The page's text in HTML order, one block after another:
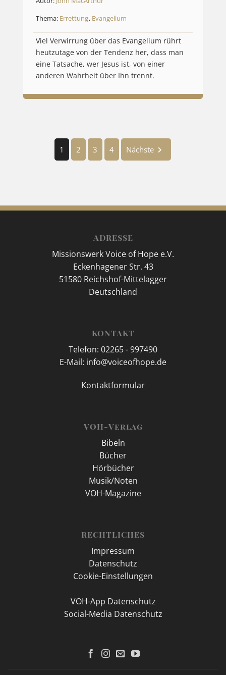
Thema: Errettung, Evangelium
Viel Verwirrung über das Evangelium rührt
heutzutage von der Tendenz her, dass man
eine Tatsache, wer Jesus ist, von einer
anderen Wahrheit über Ihn trennt.
1 2 3 4 Nächste
ADRESSE
Missionswerk Voice of Hope e.V.
Eckenhagener Str. 43
51580 Reichshof-Mittelagger
Deutschland
KONTAKT
Telefon: 02265 - 997490
E-Mail: info@voiceofhope.de
Kontaktformular
VOH-Verlag
Bibeln
Bücher
Hörbücher
Musik/Noten
VOH-Magazine
RECHTLICHES
Impressum
Datenschutz
Cookie-Einstellungen
VOH-App Datenschutz
Social-Media Datenschutz